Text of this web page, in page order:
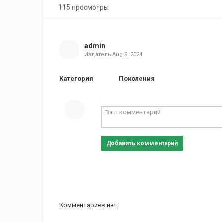
115 просмотры
admin
Издатель Aug 9, 2024
Категория Поколения
Добавить комментарий
Комментариев нет.